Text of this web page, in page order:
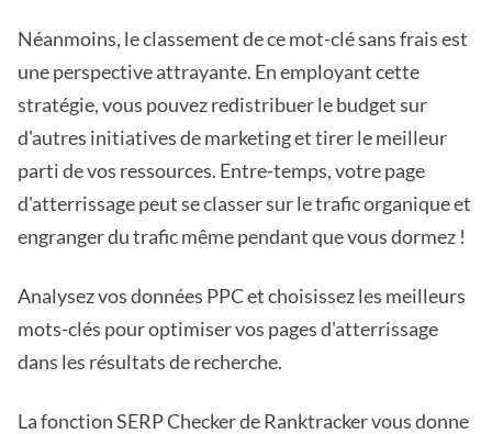
Néanmoins, le classement de ce mot-clé sans frais est
une perspective attrayante. En employant cette
stratégie, vous pouvez redistribuer le budget sur
d'autres initiatives de marketing et tirer le meilleur
parti de vos ressources. Entre-temps, votre page
d'atterrissage peut se classer sur le trafic organique et
engranger du trafic même pendant que vous dormez !
Analysez vos données PPC et choisissez les meilleurs
mots-clés pour optimiser vos pages d'atterrissage
dans les résultats de recherche.
La fonction SERP Checker de Ranktracker vous donne